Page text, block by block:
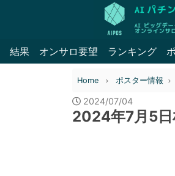
結果 オンサロ要望 ランキング
Home ポスター情報
2024/07/04
2024年7月5日